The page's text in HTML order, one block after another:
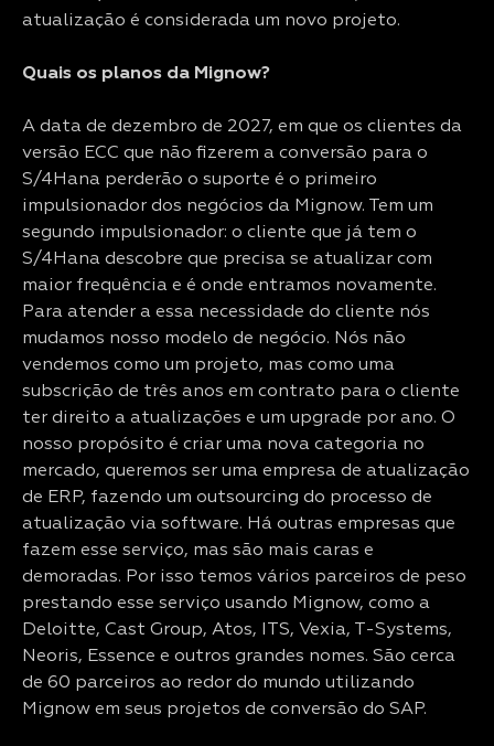
atualização é considerada um novo projeto.
Quais os planos da Mignow?
A data de dezembro de 2027, em que os clientes da
versão ECC que não fizerem a conversão para o
S/4Hana perderão o suporte é o primeiro
impulsionador dos negócios da Mignow. Tem um
segundo impulsionador: o cliente que já tem o
S/4Hana descobre que precisa se atualizar com
maior frequência e é onde entramos novamente.
Para atender a essa necessidade do cliente nós
mudamos nosso modelo de negócio. Nós não
vendemos como um projeto, mas como uma
subscrição de três anos em contrato para o cliente
ter direito a atualizações e um upgrade por ano. O
nosso propósito é criar uma nova categoria no
mercado, queremos ser uma empresa de atualização
de ERP, fazendo um outsourcing do processo de
atualização via software. Há outras empresas que
fazem esse serviço, mas são mais caras e
demoradas. Por isso temos vários parceiros de peso
prestando esse serviço usando Mignow, como a
Deloitte, Cast Group, Atos, ITS, Vexia, T-Systems,
Neoris, Essence e outros grandes nomes. São cerca
de 60 parceiros ao redor do mundo utilizando
Mignow em seus projetos de conversão do SAP.